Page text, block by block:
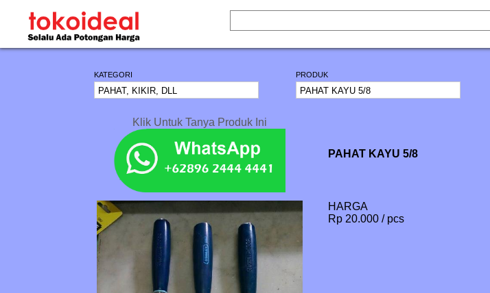
KATEGORI PRODUK
Klik Untuk Tanya Produk Ini
PAHAT KAYU 5/8
HARGA
Rp 20.000 / pcs